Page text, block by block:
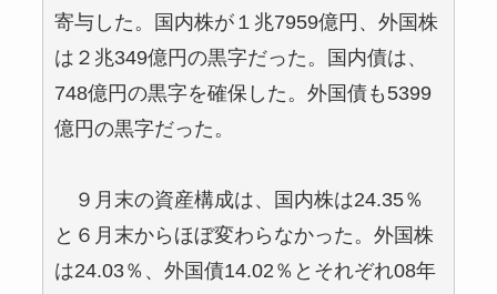
寄与した。国内株が１兆7959億円、外国株
は２兆349億円の黒字だった。国内債は、
748億円の黒字を確保した。外国債も5399
億円の黒字だった。
９月末の資産構成は、国内株は24.35％
と６月末からほぼ変わらなかった。外国株
は24.03％、外国債14.02％とそれぞれ08年